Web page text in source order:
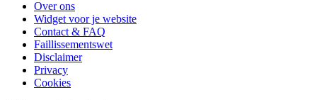
Over ons
Widget voor je website
Contact & FAQ
Faillissementswet
Disclaimer
Privacy
Cookies